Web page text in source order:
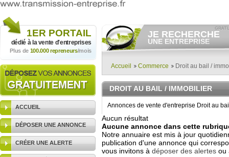
1ER PORTAIL
dédié à la vente d'entreprises
Plus de 100.000 repreneurs/mois
ACCUEIL
DÉPOSER UNE ANNONCE
CRÉER UNE ALERTE
JE RECHERCHE
UNE ENTREPRISE
Consulter gratuitementles
vendre.
Et/ou déposergratuitement
votre recherche d'entreprise.
RECHERCHER UNE
ANNONCE
Accueil Commerce Droit au bail /
DROIT AU BAIL / IMMOBILIER
Annonces de vente d'entreprise Droit au
Aucun résultat
Aucune annonce dans cette
Notre annuaire est mis à jour
publication d'une annonce qui
vous invitons à déposer des alertes ou